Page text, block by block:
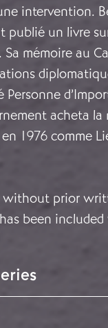
intervention.
publié un livre
Sa mémoire au
Personne
acheta
1976 comme
prior
been